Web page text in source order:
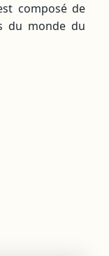
composé de
du monde du